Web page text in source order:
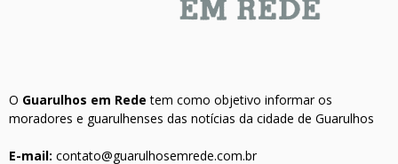
O Guarulhos em Rede tem como objetivo informar os
moradores e guarulhenses das notícias da cidade de Guarulhos
E-mail: contato@guarulhosemrede.com.br